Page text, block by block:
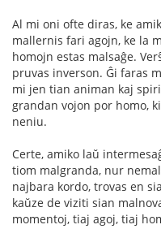
Al mi oni ofte diras, ke
mallernis fari agojn, ke la
homojn estas malsaĝe.
pruvas inverson. Ĝi faras
mi jen tian animan kaj
grandan vojon por homo,
neniu.
Сerte, amiko laŭ
tiom malgranda, nur
najbara kordo, trovas en
kaŭze de viziti sian
momentoj, tiaj agoj, tiaj